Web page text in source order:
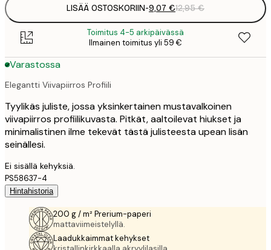
LISÄÄ OSTOSKORIIN-9,07 €12,95 €
Toimitus 4-5 arkipäivässä
Ilmainen toimitus yli 59 €
Varastossa
Elegantti Viivapiirros Profiili
Tyylikäs juliste, jossa yksinkertainen mustavalkoinen
viivapiirros profiilikuvasta. Pitkät, aaltoilevat hiukset ja
minimalistinen ilme tekevät tästä julisteesta upean lisän
seinällesi.
Ei sisällä kehyksiä.
PS58637-4
Hintahistoria
200 g / m² Prerium-paperi
mattaviimeistelyllä.
Laadukkaimmat kehykset